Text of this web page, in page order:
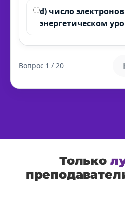
d) число
энергетическом
Вопрос 1 / 20
Только